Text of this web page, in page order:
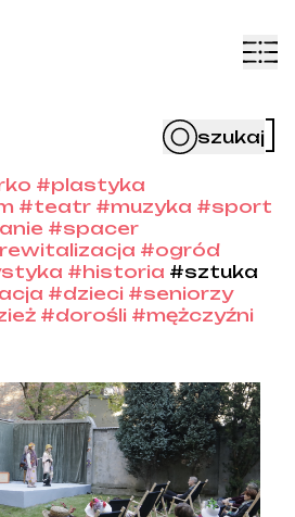
szukaj]
#plastyka
#teatr #muzyka #sport
#spacer
#ogród
#historia #sztuka
#dzieci #seniorzy
#dorośli #mężczyźni